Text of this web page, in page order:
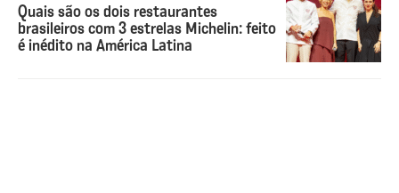
Quais são os dois restaurantes
brasileiros com 3 estrelas Michelin: feito
é inédito na América Latina